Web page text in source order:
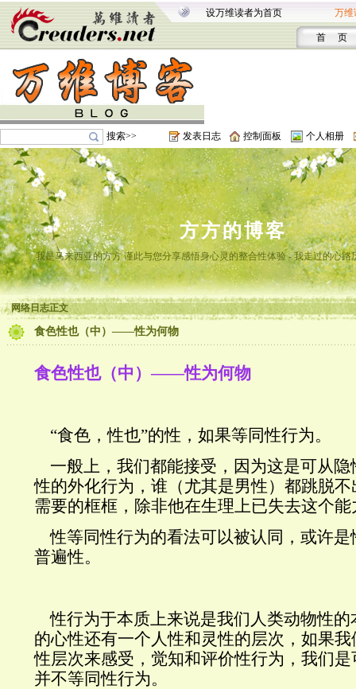
设万维读者为首页 万维
首 页
搜索>> 发表日志 控制面板 个人相册
方方的博客
我是马来西亚的方方 谨此与您分享感悟身心灵的整合性体验 - 我走过的心路
网络日志正文
食色性也（中）——性为何物
食色性也（中）——性为何物
“食色，性也”的性，如果等同性行为。
一般上，我们都能接受，因为这是可从隐
性的外化行为，谁（尤其是男性）都跳脱
需要的框框，除非他在生理上已失去这个能
性等同性行为的看法可以被认同，或许是
普遍性。
性行为于本质上来说是我们人类动物性的
的心性还有一个人性和灵性的层次，如果
性层次来感受，觉知和评价性行为，我们
并不等同性行为。